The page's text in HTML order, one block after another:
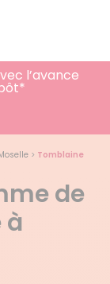
l’avance
> Tomblaine
de
à